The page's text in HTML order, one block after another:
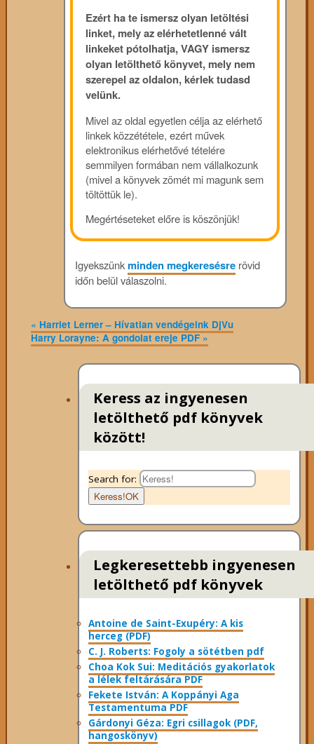
Ezért ha te ismersz olyan letöltési
linket, mely az elérhetetlenné vált
linkeket pótolhatja, VAGY ismersz
olyan letölthető könyvet, mely nem
szerepel az oldalon, kérlek tudasd
velünk.
Mivel az oldal egyetlen célja az elérhető
linkek közzététele, ezért művek
elektronikus elérhetővé tételére
semmilyen formában nem vállalkozunk
(mivel a könyvek zömét mi magunk sem
töltöttük le).
Megértéseteket előre is köszönjük!
Igyekszünkminden megkeresésre rövid
időn belül válaszolni.
« Harriet Lerner – Hívatlan vendégeink DjVu
Harry Lorayne: A gondolat ereje PDF »
Keress az ingyenesen
letölthető pdf könyvek
között!
Search for:
Keress!OK
Legkeresettebb ingyenesen
letölthető pdf könyvek
Antoine de Saint-Exupéry: A kis
herceg (PDF)
C. J. Roberts: Fogoly a sötétben pdf
Choa Kok Sui: Meditációs gyakorlatok
a lélek feltárására PDF
Fekete István: A Koppányi Aga
Testamentuma PDF
Gárdonyi Géza: Egri csillagok (PDF,
hangoskönyv)